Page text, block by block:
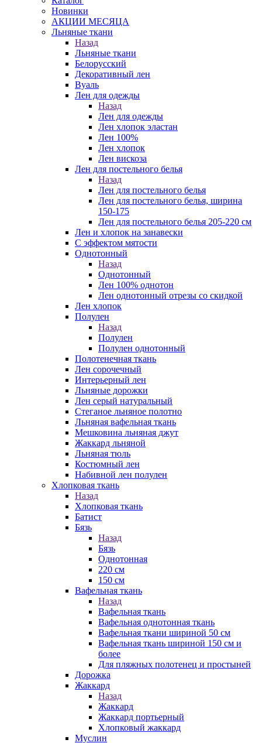
Новинки
АКЦИИ МЕСЯЦА
Льняные ткани
Назад
Льняные ткани
Белорусский
Декоративный лен
Вуаль
Лен для одежды
Назад
Лен для одежды
Лен хлопок эластан
Лен 100%
Лен хлопок
Лен вискоза
Лен для постельного белья
Назад
Лен для постельного белья
Лен для постельного белья, ширина
150-175
Лен для постельного белья 205-220 см
Лен и хлопок на занавески
С эффектом мятости
Однотонный
Назад
Однотонный
Лен 100% однотон
Лен однотонный отрезы со скидкой
Лен хлопок
Полулен
Назад
Полулен
Полулен однотонный
Полотенечная ткань
Лен сорочечный
Интерьерный лен
Льняные дорожки
Лен серый натуральный
Стеганое льняное полотно
Льняная вафельная ткань
Мешковина льняная джут
Жаккард льняной
Льняная тюль
Костюмный лен
Набивной лен полулен
Хлопковая ткань
Назад
Хлопковая ткань
Батист
Бязь
Назад
Бязь
Однотонная
220 см
150 см
Вафельная ткань
Назад
Вафельная ткань
Вафельная однотонная ткань
Вафельная ткани шириной 50 см
Вафельная ткань шириной 150 см и
более
Для пляжных полотенец и простыней
Дорожка
Жаккард
Назад
Жаккард
Жаккард портьерный
Хлопковый жаккард
Муслин